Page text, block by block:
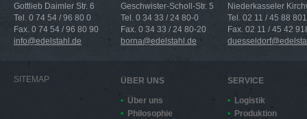
Gottlieb Daimler Str. 6
Tel. 0 74 54 / 96 80 0
Fax. 0 74 54 / 96 80 90
info@edelstahl.de
Geschwister-Scholl-Str. 5
Tel. 0 34 33 / 24 80-0
Fax. 0 34 33 / 24 80-20
borna@edelstahl.de
Niederkasseler
Tel. 02 11 / 45 88 801
Fax. 02 11 / 45 42
SITEMAP ÜBER UNS
Über uns
Philosophie
SERVICE
Logistik
Produktion